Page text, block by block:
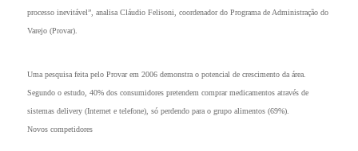
processo inevitável”, analisa Cláudio Felisoni, coordenador do Programa de Administração do
Varejo (Provar).
Uma pesquisa feita pelo Provar em 2006 demonstra o potencial de crescimento da área.
Segundo o estudo, 40% dos consumidores pretendem comprar medicamentos através de
sistemas delivery (Internet e telefone), só perdendo para o grupo alimentos (69%).
Novos competidores